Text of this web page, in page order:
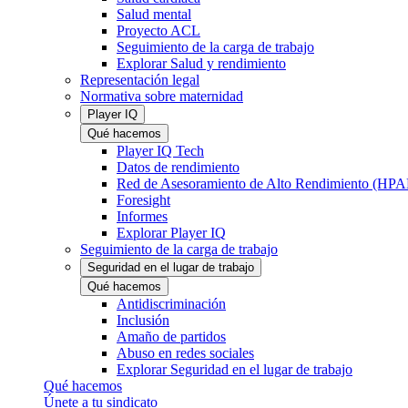
Salud mental
Proyecto ACL
Seguimiento de la carga de trabajo
Explorar Salud y rendimiento
Representación legal
Normativa sobre maternidad
Player IQ
Qué hacemos
Player IQ Tech
Datos de rendimiento
Red de Asesoramiento de Alto Rendimiento
Foresight
Informes
Explorar Player IQ
Seguimiento de la carga de trabajo
Seguridad en el lugar de trabajo
Qué hacemos
Antidiscriminación
Inclusión
Amaño de partidos
Abuso en redes sociales
Explorar Seguridad en el lugar de trabajo
Qué hacemos
Únete a tu sindicato